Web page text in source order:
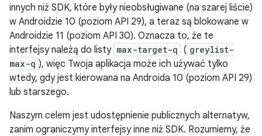
innych niż SDK, które były nieobsługiwane (na szarej liście)
w Androidzie 10 (poziom API 29), a teraz są blokowane w
Androidzie 11 (poziom API 30). Oznacza to, że te
interfejsy należą do listy max-target-q ( greylist-
max-q ), więc Twoja aplikacja może ich używać tylko
wtedy, gdy jest kierowana na Androida 10 (poziom API 29)
lub starszego.
Naszym celem jest udostępnienie publicznych alternatyw,
zanim ograniczymy interfejsy inne niż SDK. Rozumiemy, że